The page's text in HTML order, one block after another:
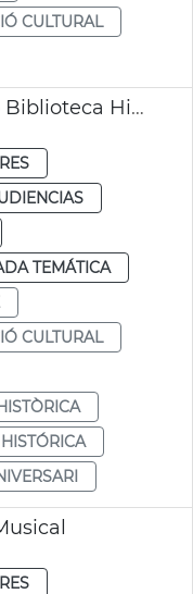
CULTURAL
Concierto 120 aniversario Biblioteca Histórica Municipal
TEMÁTICA
CULTURAL